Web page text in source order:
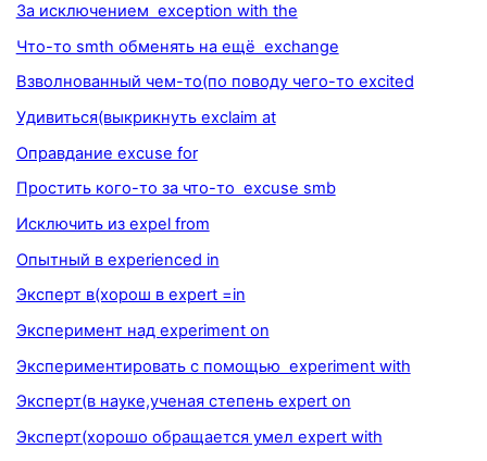
За исключением exception with the
Что-то smth обменять на ещё exchange
Взволнованный чем-то(по поводу чего-то excited
Удивиться(выкрикнуть exclaim at
Оправдание excuse for
Простить кого-то за что-то excuse smb
Исключить из expel from
Опытный в experienced in
Эксперт в(хорош в expert =in
Эксперимент над experiment on
Экспериментировать с помощью experiment with
Эксперт(в науке,ученая степень expert on
Эксперт(хорошо обращается умел expert with